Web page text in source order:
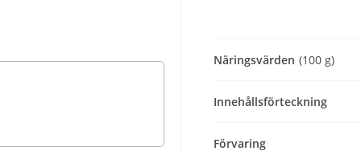
Näringsvärden (100 g)
Innehållsförteckning
Förvaring